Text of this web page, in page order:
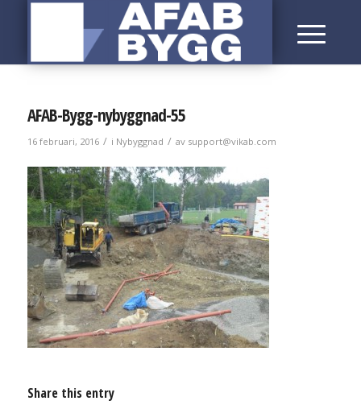
AFAB-Bygg-nybyggnad-55
16 februari, 2016 / i Nybyggnad / av support@vikab.com
Share this entry